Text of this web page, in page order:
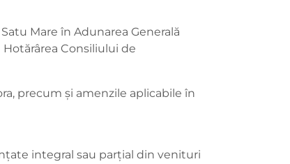
Mare în Adunarea Generală
Hotărârea Consiliului de
precum și amenzile aplicabile în
integral sau parţial din venituri